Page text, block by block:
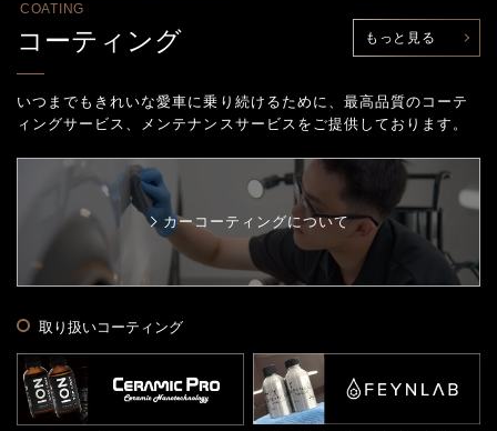
COATING
コーティング もっと見る
いつまでもきれいな愛車に乗り続けるために、最高品質のコーテ
ィングサービス、
メンテナンスサービスをご提供しております。
カーコーティングについて
取り扱いコーティング